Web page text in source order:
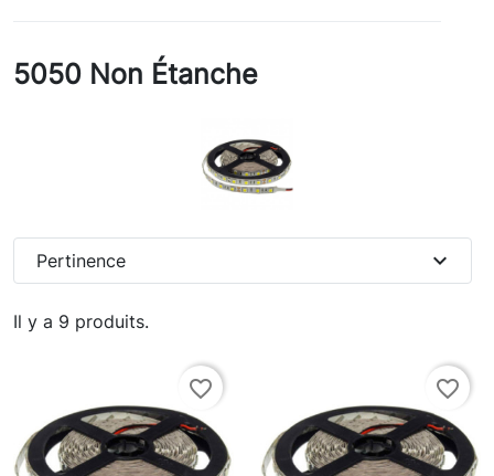
5050 Non Étanche
Il y a 9 produits.
Pertinence expand_more
favorite_border favorite_border